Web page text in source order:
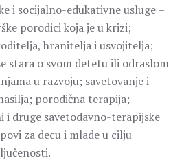
i socijalno-edukativne usluge –
porodici koja je u krizi;
hranitelja i usvojitelja;
stara o svom detetu ili odraslom
u razvoju; savetovanje i
porodična terapija;
i druge savetodavno-terapijske
za decu i mlade u cilju